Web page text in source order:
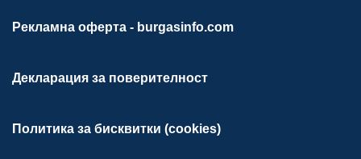
Рекламна оферта - burgasinfo.com
Декларация за поверителност
Политика за бисквитки (cookies)